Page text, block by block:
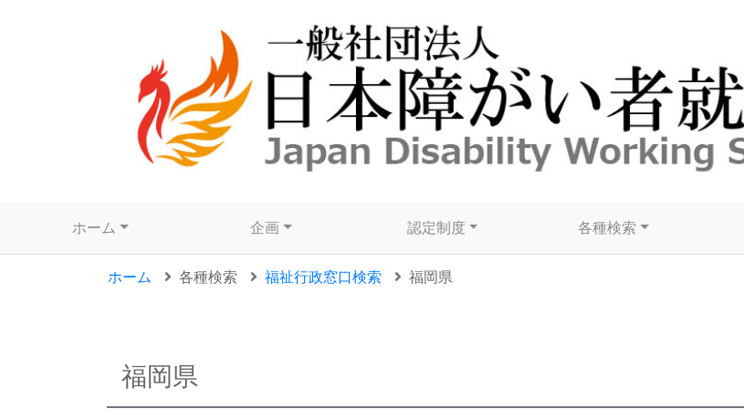
ホーム 企画 認定制度 各種検索
ホーム 各種検索 福祉行政窓口検索 福岡県
福岡県